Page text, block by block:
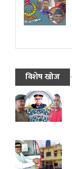
विशेष खोज